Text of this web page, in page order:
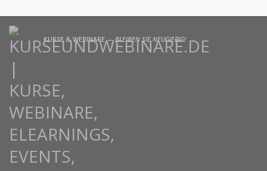
KURSE & WEBINARE —BLEIBEN SIE NEUGIERIG!